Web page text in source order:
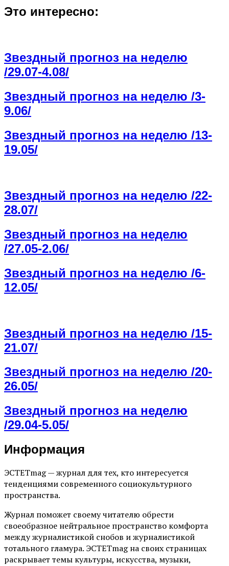
Это интересно:
Звездный прогноз на неделю
/29.07-4.08/
Звездный прогноз на неделю /3-
9.06/
Звездный прогноз на неделю /13-
19.05/
Звездный прогноз на неделю /22-
28.07/
Звездный прогноз на неделю
/27.05-2.06/
Звездный прогноз на неделю /6-
12.05/
Звездный прогноз на неделю /15-
21.07/
Звездный прогноз на неделю /20-
26.05/
Звездный прогноз на неделю
/29.04-5.05/
Информация
ЭСТЕТmag — журнал для тех, кто интересуется
тенденциями современного социокультурного
пространства.
Журнал поможет своему читателю обрести
своеобразное нейтральное пространство комфорта
между журналистикой снобов и журналистикой
тотального гламура. ЭСТЕТmag на своих страницах
раскрывает темы культуры, искусства, музыки,